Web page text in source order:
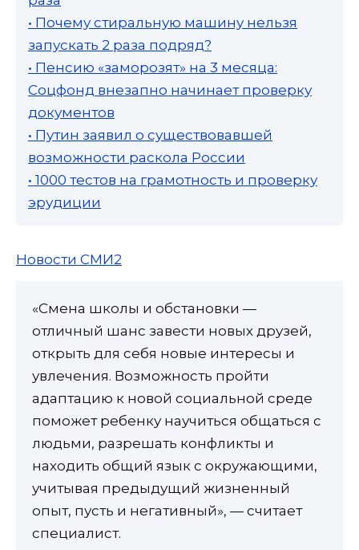
• Почему стиральную машину нельзя
запускать 2 раза подряд?
• Пенсию «заморозят» на 3 месяца:
Соцфонд внезапно начинает проверку
документов
• Путин заявил о существовавшей
возможности раскола России
• 1000 тестов на грамотность и проверку
эрудиции
Новости СМИ2
«Смена школы и обстановки —
отличный шанс завести новых друзей,
открыть для себя новые интересы и
увлечения. Возможность пройти
адаптацию к новой социальной среде
поможет ребенку научиться общаться с
людьми, разрешать конфликты и
находить общий язык с окружающими,
учитывая предыдущий жизненный
опыт, пусть и негативный», — считает
специалист.